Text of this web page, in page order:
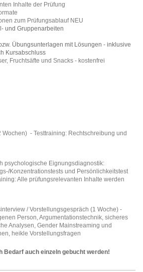
Inhalte der Prüfung
zum Prüfungsablauf NEU
und Gruppenarbeiten
Übungsunterlagen mit Lösungen - inklusive
Kursabschluss
Fruchtsäfte und Snacks - kostenfrei
Wochen) - Testtraining: Rechtschreibung und
psychologische Eignungsdiagnostik:
Konzentrationstests und Persönlichkeitstest
Alle prüfungsrelevanten Inhalte werden
/ Vorstellungsgespräch (1 Woche) -
Person, Argumentationstechnik, sicheres
Analysen, Gender Mainstreaming und
heikle Vorstellungsfragen
Bedarf auch einzeln gebucht werden!